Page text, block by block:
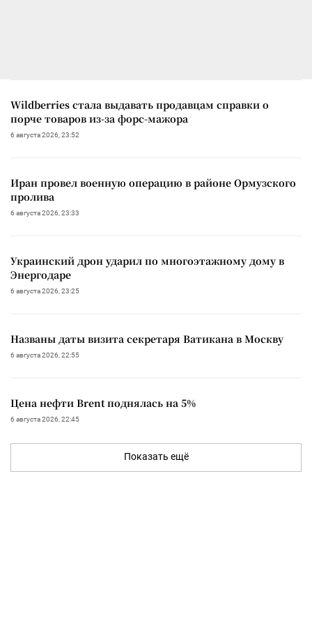
Wildberries стала выдавать продавцам справки о
порче товаров из-за форс-мажора
6 августа 2026, 23:52
Иран провел военную операцию в районе Ормузского
пролива
6 августа 2026, 23:33
Украинский дрон ударил по многоэтажному дому в
Энергодаре
6 августа 2026, 23:25
Названы даты визита секретаря Ватикана в Москву
6 августа 2026, 22:55
Цена нефти Brent поднялась на 5%
6 августа 2026, 22:45
Показать ещё